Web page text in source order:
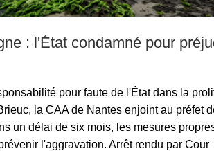
: l'État condamné pour
pour faute de l'État dans la
la CAA de Nantes enjoint au préfet
un délai de six mois, les mesures
l'aggravation. Arrêt rendu par Cour